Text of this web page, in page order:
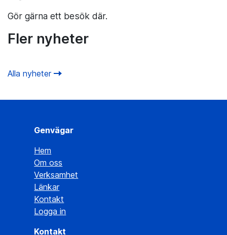
Gör gärna ett besök där.
Fler nyheter
Alla nyheter
Genvägar
Hem
Om oss
Verksamhet
Länkar
Kontakt
Logga in
Kontakt